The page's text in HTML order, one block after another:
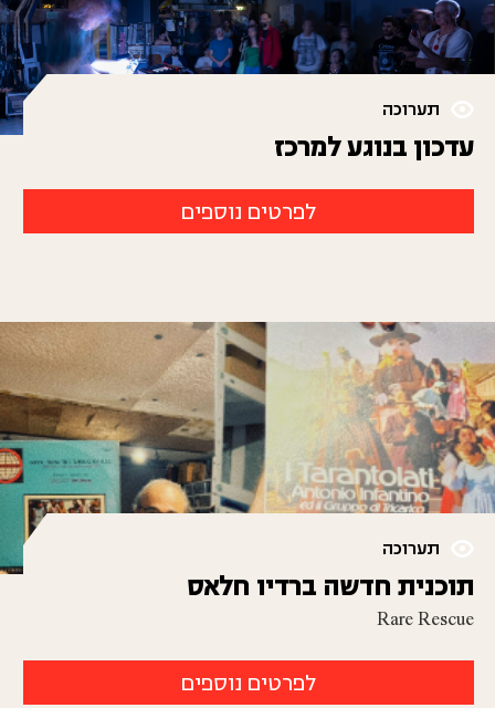
תערוכה
עדכון בנוגע למרכז
לפרטים נוספים
תערוכה
תוכנית חדשה ברדיו חלאס
Rare Rescue
לפרטים נוספים